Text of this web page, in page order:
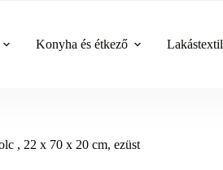
Konyha és étkező Lakástextil
, 22 x 70 x 20 cm, ezüst